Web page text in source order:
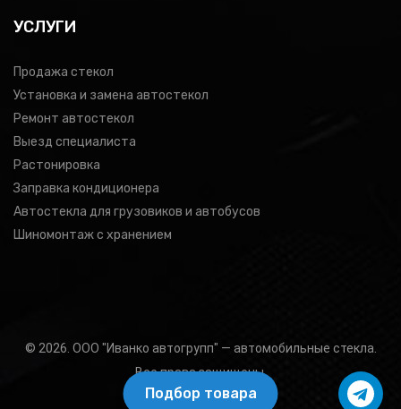
Подбор товара
УСЛУГИ
Продажа стекол
Установка и замена автостекол
Ремонт автостекол
Выезд специалиста
Растонировка
Заправка кондиционера
Автостекла для грузовиков и автобусов
Шиномонтаж с хранением
© 2026. ООО "Иванко автогрупп" — автомобильные стекла.
Все права защищены.